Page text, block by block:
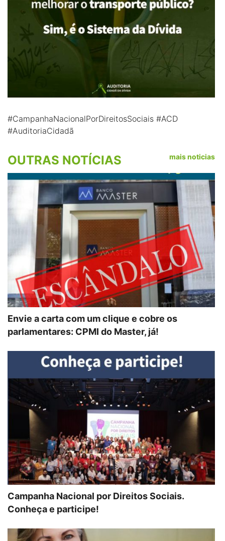
#CampanhaNacionalPorDireitosSociais #ACD
#AuditoriaCidadã
OUTRAS NOTÍCIAS mais noticias
Envie a carta com um clique e cobre os
parlamentares: CPMI do Master, já!
Campanha Nacional por Direitos Sociais.
Conheça e participe!